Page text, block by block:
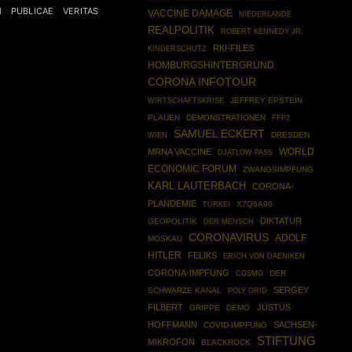
PUBLICAE
VERITAS
VACCINE DAMAGE
NIEDERLANDE
REALPOLITIK ROBERT KENNEDY JR.
KINDERSCHUTZ RKI-FILES
HOMBURGSHINTERGRUND
CORONA INFOTOUR
WIRTSCHAFTSKRISE
JEFFREY EPSTEIN
PLAUEN
DEMONSTRATIONEN FFP2
WIEN SAMUEL ECKERT DRESDEN
MRNA VACCINE DJATLOW PASS
WORLD
ECONOMIC FORUM
ZWANGSIMPFUNG
KARL LAUTERBACH
CORONA-
PLANDEMIE
TÜRKEI
X7Q5A96
GEOPOLITIK
DER MENSCH DIKTATUR
MOSKAU CORONAVIRUS
ADOLF
HITLER
FELIKS ERICH VON DAENIKEN
CORONA-IMPFUNG COSMO
DER
SCHWARZE KANAL
POLY GRID
SERGEY
FILBERT
GRIPPE DEMO
JUSTUS
HOFFMANN
COVID-IMPFUNG
SACHSEN-
MIKROFON
BLACKROCK
STIFTUNG